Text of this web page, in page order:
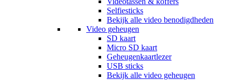
Selfiesticks
Bekijk alle video benodigdheden
Video geheugen
SD kaart
Micro SD kaart
Geheugenkaartlezer
USB sticks
Bekijk alle video geheugen